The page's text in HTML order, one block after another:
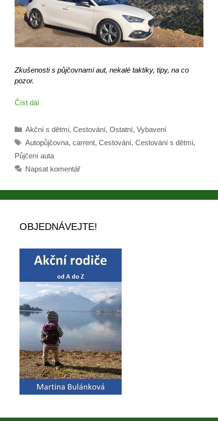
Zkušenosti s půjčovnami aut, nekalé taktiky, tipy, na co
pozor.
Číst dál
Rubriky
Akční s dětmi, Cestování, Ostatní, Vybavení
Štítky
Autopůjčovna, carrent, Cestování, Cestování s dětmi,
Půjčení auta
Napsat komentář
OBJEDNÁVEJTE!